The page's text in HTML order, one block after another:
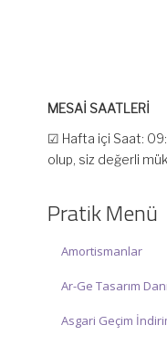
olup, siz değerli
hizmet
10:00 – 15:00
MÜŞAVİRLİK Ailesi
Pratik Menü
Amortismanlar
Ar-Ge Tasarım
Asgari Geçim